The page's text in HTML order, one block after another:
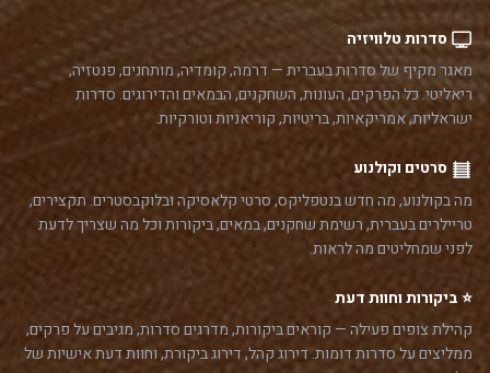
סדרות טלוויזיה
מאגר מקיף של סדרות בעברית — דרמה, קומדיה, מותחנים, פנטזיה,
ריאליטי. כל הפרקים, העונות, השחקנים, הבמאים והדירוגים. סדרות
ישראליות, אמריקאיות, בריטיות, קוריאניות וטורקיות.
סרטים וקולנוע
מה בקולנוע, מה חדש בנטפליקס, סרטי קלאסיקה ובלוקבסטרים. תקצירים,
טריילרים בעברית, רשימת שחקנים, במאים, ביקורות וכל מה שצריך לדעת
לפני שמחליטים מה לראות.
⭐ ביקורות וחוות דעת
קהילת צופים פעילה — קוראים ביקורות, מדרגים סדרות, מגיבים על פרקים,
ממליצים על סדרות דומות. דירוג קהל, דירוג ביקורת, וחוות דעת אישיות של